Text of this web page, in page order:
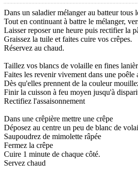
Dans un saladier mélanger au batteur tous
Tout en continuant à battre le mélanger,
Laisser reposer une heure puis rectifier la
Graissez la tuile et faites cuire vos crêpes.
Réservez au chaud.
Taillez vos blancs de volaille en fines
Faites les revenir vivement dans une poêle
Dès qu'elles prennent de la couleur
Finir la cuisson à feu moyen jusqu'à
Rectifiez l'assaisonnement
Dans une crêpière mettre une crêpe
Déposez au centre un peu de blanc de
Saupoudrez de mimolette râpée
Fermez la crêpe
Cuire 1 minute de chaque côté.
Servez chaud